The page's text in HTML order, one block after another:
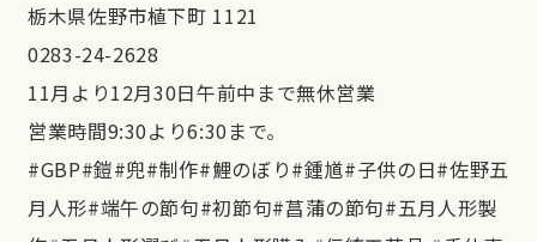
栃木県佐野市植下町 1121
0283-24-2628
11月より12月30日午前中まで無休営業
営業時間9:30より6:30まで。
#GBP#鎧#兜#制作#鯉のぼり#鍾馗#子供の日#佐野五
月人形#端午の節句#初節句#菖蒲の節句#五月人形製